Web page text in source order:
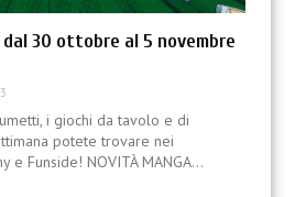
30 ottobre al 5 novembre
i giochi da tavolo e di
potete trovare nei
e Funside! NOVITÀ MANGA…